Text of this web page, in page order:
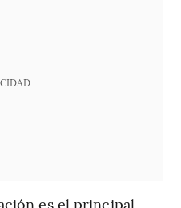
es el principal